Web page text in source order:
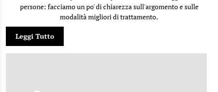
persone: facciamo un po' di chiarezza sull'argomento e sulle
modalità migliori di trattamento.
Leggi Tutto